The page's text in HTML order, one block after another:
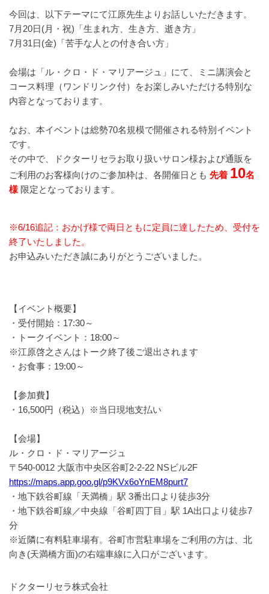
今回は、以下テーマにて江原先生よりお話しいただきます。
7月20日(月・祝)「生まれ方、生き方、逝き方」
7月31日(金)「苦手な人との付き合い方」
会場は「ル・クロ・ド・マリアージュ」にて、ミニ講演会と
コース料理（ワンドリンク付）をお楽しみいただける特別な
内容となっております。
なお、本イベントは総勢70名規模で開催される特別イベント
です。
その中で、ドクターリセラお取り扱いサロン様および通販を
ご利用のお客様向けのご参加枠は、各開催日とも 先着 10名
様 限定となっております。
※6/16追記：おかげ様で両日ともに定員に達したため、受付を
終了いたしました。
お申込みいただき誠にありがとうございました。
【イベント概要】
・受付開始：17:30～
・トークイベント：18:00～
※江原啓之さんはトーク終了後ご退出されます
・お食事：19:00～
【参加費】
・16,500円（税込）※当日現地支払い
【会場】
ル・クロ・ド・マリアージュ
〒540-0012 大阪市中央区谷町2-2-22 NSビル2F
https://maps.app.goo.gl/p9KVx6oYnEM8purt7
・地下鉄谷町線「天満橋」駅 3番出口より徒歩3分
・地下鉄谷町線／中央線「谷町四丁目」駅 1A出口より徒歩7
分
※近隣に有料駐車場有。谷町市営駐車場をご利用の方は、北
向き(天満橋方面)の右端車線に入口がございます。
ドクターリセラ株式会社